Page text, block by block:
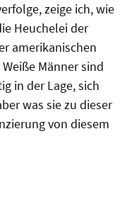
zeige ich, wie
Heuchelei der
amerikanischen
Männer sind
in der Lage, sich
was sie zu dieser
von diesem